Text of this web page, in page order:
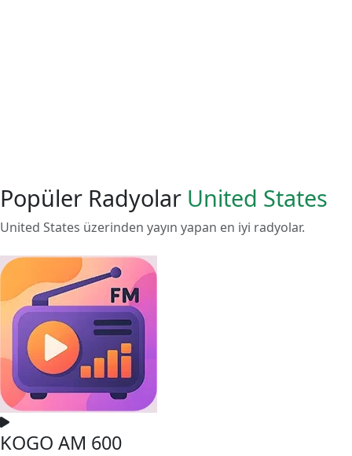
Popüler Radyolar United States
United States üzerinden yayın yapan en iyi radyolar.
KOGO AM 600